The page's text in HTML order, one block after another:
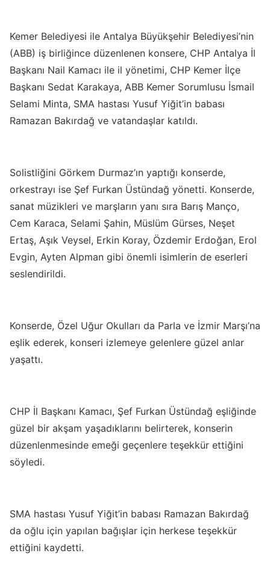
Kemer Belediyesi ile Antalya Büyükşehir Belediyesi’nin
(ABB) iş birliğince düzenlenen konsere, CHP Antalya İl
Başkanı Nail Kamacı ile il yönetimi, CHP Kemer İlçe
Başkanı Sedat Karakaya, ABB Kemer Sorumlusu İsmail
Selami Minta, SMA hastası Yusuf Yiğit’in babası
Ramazan Bakırdağ ve vatandaşlar katıldı.
Solistliğini Görkem Durmaz’ın yaptığı konserde,
orkestrayı ise Şef Furkan Üstündağ yönetti. Konserde,
sanat müzikleri ve marşların yanı sıra Barış Manço,
Cem Karaca, Selami Şahin, Müslüm Gürses, Neşet
Ertaş, Aşık Veysel, Erkin Koray, Özdemir Erdoğan, Erol
Evgin, Ayten Alpman gibi önemli isimlerin de eserleri
seslendirildi.
Konserde, Özel Uğur Okulları da Parla ve İzmir Marşı’na
eşlik ederek, konseri izlemeye gelenlere güzel anlar
yaşattı.
CHP İl Başkanı Kamacı, Şef Furkan Üstündağ eşliğinde
güzel bir akşam yaşadıklarını belirterek, konserin
düzenlenmesinde emeği geçenlere teşekkür ettiğini
söyledi.
SMA hastası Yusuf Yiğit’in babası Ramazan Bakırdağ
da oğlu için yapılan bağışlar için herkese teşekkür
ettiğini kaydetti.